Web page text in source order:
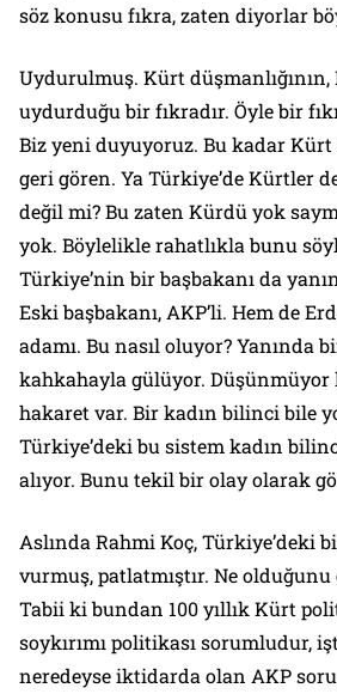
söz konusu fıkra, zaten diyorlar
Uydurulmuş. Kürt düşmanlığının,
uydurduğu bir fıkradır. Öyle bir
Biz yeni duyuyoruz. Bu kadar Kürt
geri gören. Ya Türkiye’de Kürtler
değil mi? Bu zaten Kürdü yok
yok. Böylelikle rahatlıkla bunu
Türkiye’nin bir başbakanı da
Eski başbakanı, AKP’li. Hem de
adamı. Bu nasıl oluyor? Yanında
kahkahayla gülüyor. Düşünmüyor
hakaret var. Bir kadın bilinci bile
Türkiye’deki bu sistem kadın
alıyor. Bunu tekil bir olay olarak
Aslında Rahmi Koç, Türkiye’deki
vurmuş, patlatmıştır. Ne
Tabii ki bundan 100 yıllık Kürt
soykırımı politikası sorumludur,
neredeyse iktidarda olan AKP